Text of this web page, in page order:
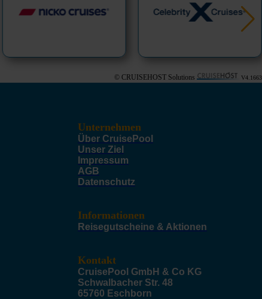
© CRUISEHOST Solutions V4.1663
Unternehmen
Über CruisePool
Unser Ziel
Impressum
AGB
Datenschutz
Informationen
Reisegutscheine & Aktionen
Kontakt
CruisePool GmbH & Co KG
Schwalbacher Str. 48
65760 Eschborn